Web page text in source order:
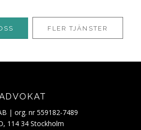
FLER TJÄNSTER
| org. nr 559182-7489
114 34 Stockholm